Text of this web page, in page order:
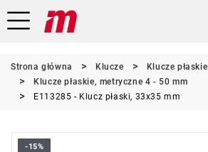
Strona główna Klucze
Klucze płaskie
Klucze płaskie, metryczne 4 - 50 mm
E113285 - Klucz płaski, 33x35 mm
-15%